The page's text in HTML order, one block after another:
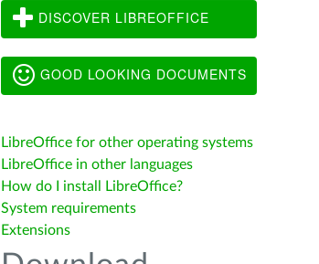
DISCOVER LIBREOFFICE
GOOD LOOKING DOCUMENTS
LibreOffice for other operating systems
LibreOffice in other languages
How do I install LibreOffice?
System requirements
Extensions